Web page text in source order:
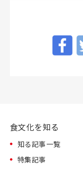
食文化を知る
知る記事一覧
特集記事